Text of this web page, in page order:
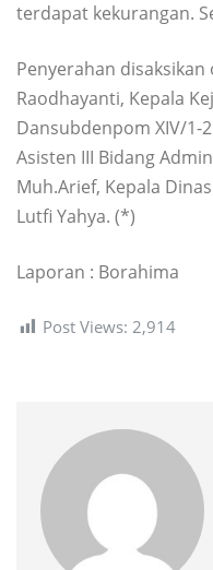
terdapat kekurangan.
Penyerahan disaksikan
Raodhayanti, Kepala
Dansubdenpom XIV/1-
Asisten III Bidang
Muh.Arief, Kepala
Lutfi Yahya. (*)
Laporan : Borahima
Post Views: 2,914